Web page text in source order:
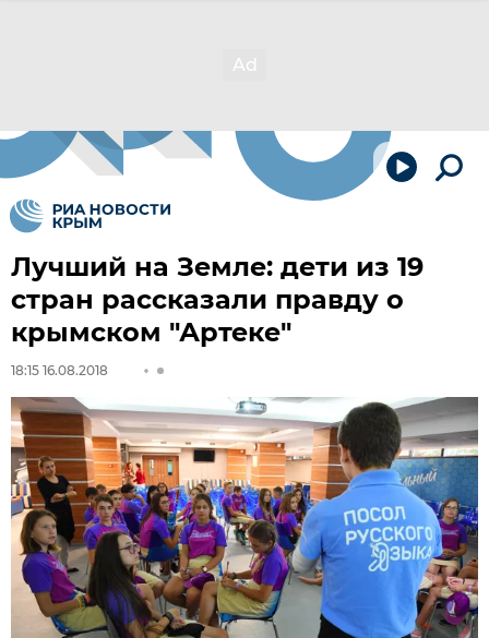
Лучший на Земле: дети из 19
стран рассказали правду о
крымском "Артеке"
18:15 16.08.2018